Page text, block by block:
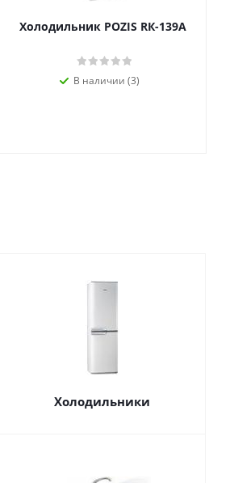
Холодильник POZIS RК-139А
В наличии (3)
Холодильники